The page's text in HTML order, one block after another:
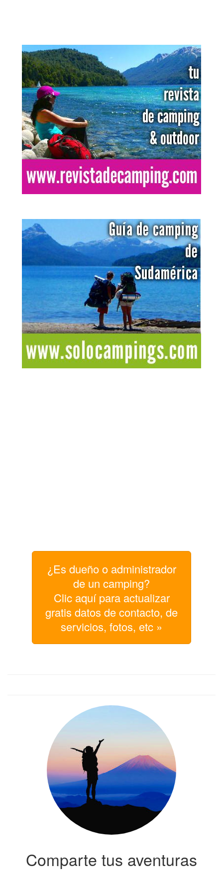
¿Es dueño o administrador
de un camping?
Clic aquí para actualizar
gratis datos de contacto, de
servicios, fotos, etc »
Comparte tus aventuras